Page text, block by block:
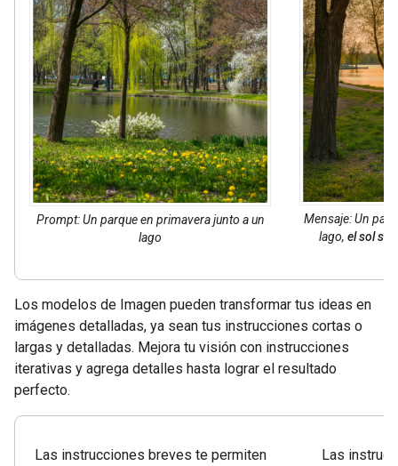
Prompt: Un parque en primavera junto a un
lago
Mensaje: Un
lago, el sol se
Los modelos de Imagen pueden transformar tus ideas en
imágenes detalladas, ya sean tus instrucciones cortas o
largas y detalladas. Mejora tu visión con instrucciones
iterativas y agrega detalles hasta lograr el resultado
perfecto.
Las instrucciones breves te permiten
Las